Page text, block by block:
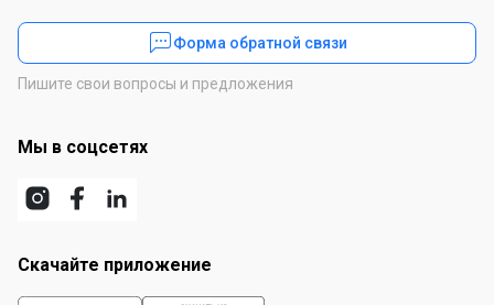
Форма обратной связи
Пишите свои вопросы и предложения
Мы в соцсетях
Скачайте приложение